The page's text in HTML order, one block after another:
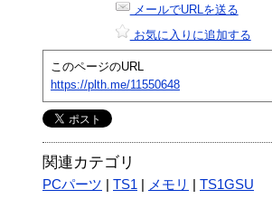
メールでURLを送る
お気に入りに追加する
このページのURL
https://plth.me/11550648
関連カテゴリ
PCパーツ TS1 メモリ TS1GSU